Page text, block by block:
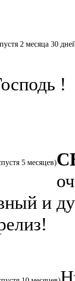
2 месяца 30
!
5 месяцев)
и